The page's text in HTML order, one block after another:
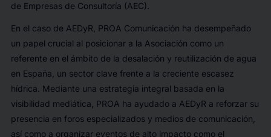
de Empresas de Consultoría (AEC).
En el caso de AEDyR, PROA Comunicación ha desempeñado
un papel crucial al posicionar a la Asociación como un
referente en el ámbito de la desalación y reutilización de agua
en España, un sector clave frente a la creciente escasez
hídrica. Mediante una estrategia integral basada en la
visibilidad mediática, PROA ha ayudado a AEDyR a reforzar su
presencia en foros especializados y medios de comunicación,
así como a organizar eventos de alto impacto como el